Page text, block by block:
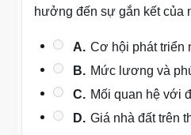
hưởng đến sự gắn kết của
A. Cơ hội phát triển
B. Mức lương và
C. Mối quan hệ với
D. Giá nhà đất trên